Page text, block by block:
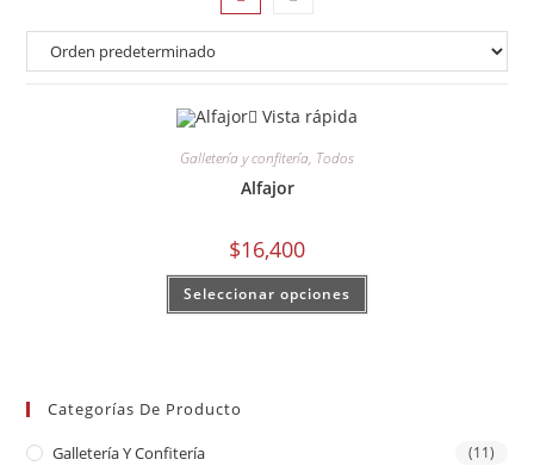
Vista rápida
Galletería y confitería, Todos
Alfajor
$16,400
Seleccionar opciones
Categorías De Producto
Galletería Y Confitería (11)